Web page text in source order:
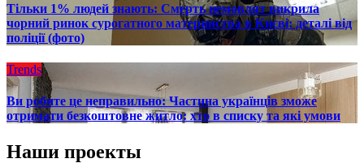
Тільки 1% людей знають: Смерть немовлят викрила
чорний ринок сурогатного материнства в Києві: деталі від
поліції (фото)
Trends
Ви робите це неправильно: Частина українців зможе
отримати безкоштовне житло: хто в списку та які умови
Наши проекты